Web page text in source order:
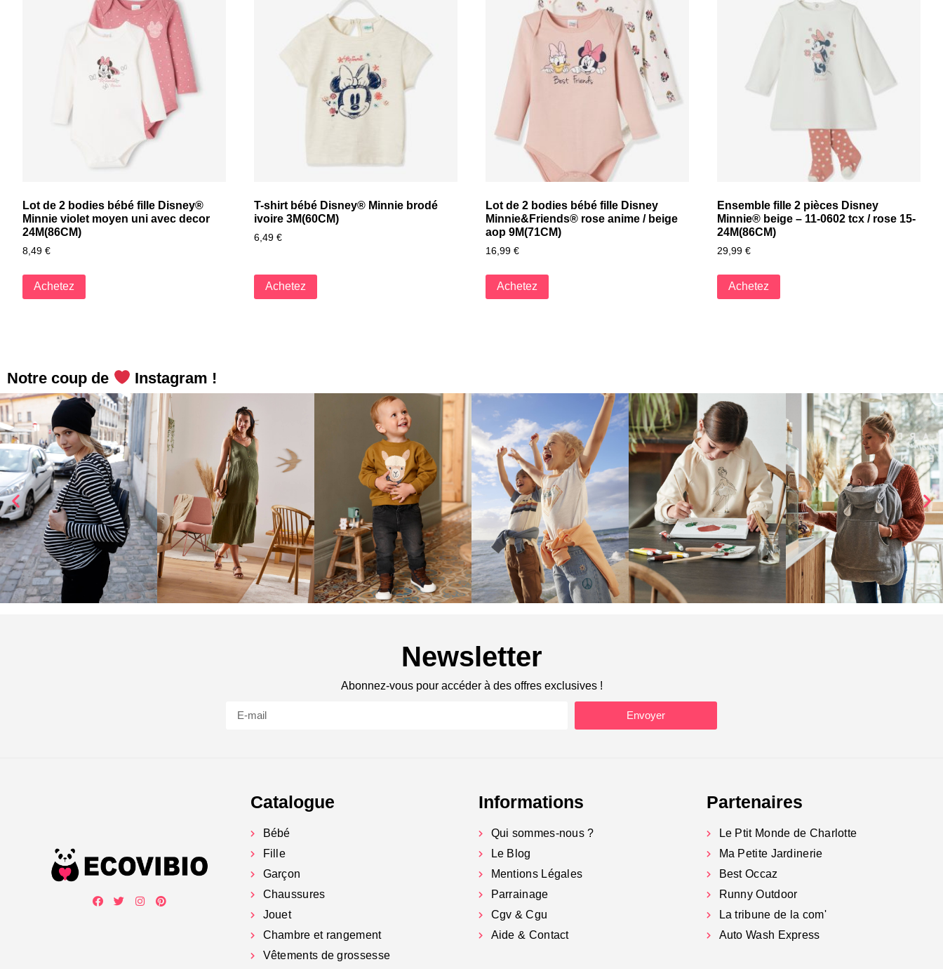
Lot de 2 bodies bébé fille Disney®
Minnie violet moyen uni avec decor
24M(86CM)
8,49 €
Achetez
T-shirt bébé Disney® Minnie brodé
ivoire 3M(60CM)
6,49 €
Achetez
Lot de 2 bodies bébé fille Disney
Minnie&Friends® rose anime / beige
aop 9M(71CM)
16,99 €
Achetez
Ensemble fille 2 pièces Disney
Minnie® beige – 11-0602 tcx / rose 15-
24M(86CM)
29,99 €
Achetez
Notre coup de Instagram !
Newsletter
Abonnez-vous pour accéder à des offres exclusives !
Envoyer
Catalogue
Bébé
Fille
Garçon
Chaussures
Jouet
Chambre et rangement
Vêtements de grossesse
Informations
Qui sommes-nous ?
Le Blog
Mentions Légales
Parrainage
Cgv & Cgu
Aide & Contact
Partenaires
Le Ptit Monde de Charlotte
Ma Petite Jardinerie
Best Occaz
Runny Outdoor
La tribune de la com'
Auto Wash Express